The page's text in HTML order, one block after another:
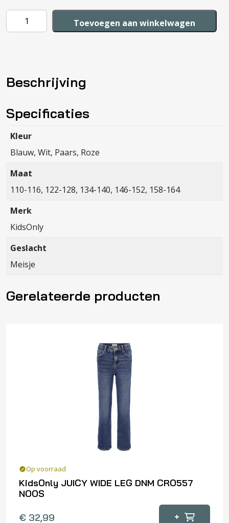
KidsOnly
HELEN
TEE
NOOS
aantal
Toevoegen aan winkelwagen
Beschrijving
Specificaties
Kleur
Blauw, Wit, Paars, Roze
Maat
110-116, 122-128, 134-140, 146-152, 158-164
Merk
KidsOnly
Geslacht
Meisje
Gerelateerde producten
Op voorraad
KidsOnly JUICY WIDE LEG DNM CRO557
NOOS
€ 32,99 +